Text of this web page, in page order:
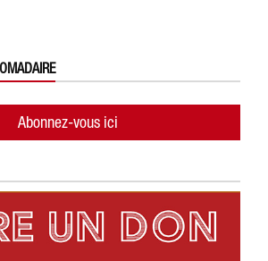
Abonnez-vous ici